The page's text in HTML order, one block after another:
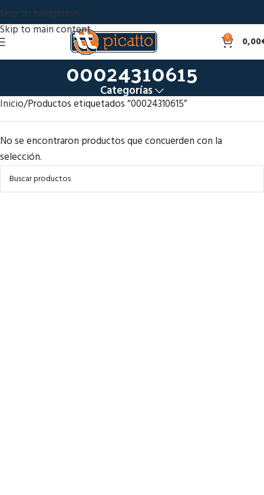
Skip to navigation
Skip to main content
0 0,00
00024310615
Categorías
Inicio Productos etiquetados “00024310615”
No se encontraron productos que concuerden con la
selección.